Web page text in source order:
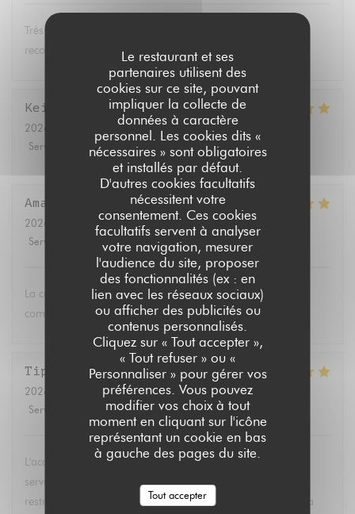
Le restaurant et ses
partenaires utilisent des
cookies sur ce site, pouvant
impliquer la collecte de
données à caractère
personnel. Les cookies dits «
nécessaires » sont obligatoires
et installés par défaut.
D'autres cookies facultatifs
nécessitent votre
consentement. Ces cookies
facultatifs servent à analyser
votre navigation, mesurer
l'audience du site, proposer
des fonctionnalités (ex : en
lien avec les réseaux sociaux)
ou afficher des publicités ou
contenus personnalisés.
Cliquez sur « Tout accepter »,
« Tout refuser » ou «
Personnaliser » pour gérer vos
préférences. Vous pouvez
modifier vos choix à tout
moment en cliquant sur l'icône
représentant un cookie en bas
à gauche des pages du site.
Tout accepter
Très bon, terrasse au calme, et service aux petits soins. Je
recommande !
Kei
2026-07-22
- 19:15 - Couverts 3
Service
Ambiance : : /5 Qualité / Prix
Amandine
2026-07-22
- 20:30 - Couverts 2
Service
Ambiance Cuisine Qualité / Prix
La cuisine est toujours savoureuse. Le service attentionné
comme d’habitude
Tiphaine L
2026-07-21
- 12:30 - Couverts 10
Service
Ambiance: 5/5 Cuisine: 5/5 Qualité / Prix
L'accueil était parfait, nous avons eu une grande table, le
service était rapide, et ils ont su s'adapter à toutes les
restrictions alimentaires ! Le seul bémol je trouve c'est que la